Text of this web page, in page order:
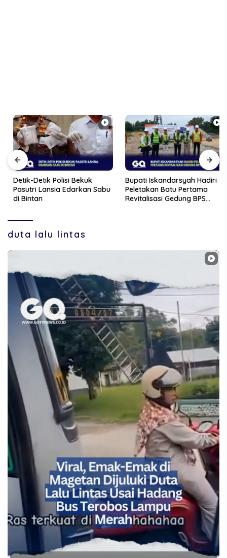
Detik-Detik Polisi Bekuk
Pasutri Lansia Edarkan Sabu
di Bintan
Bupati Iskandarsyah Hadiri
Peletakan Batu Pertama
Revitalisasi Gedung BPS
duta lalu lintas